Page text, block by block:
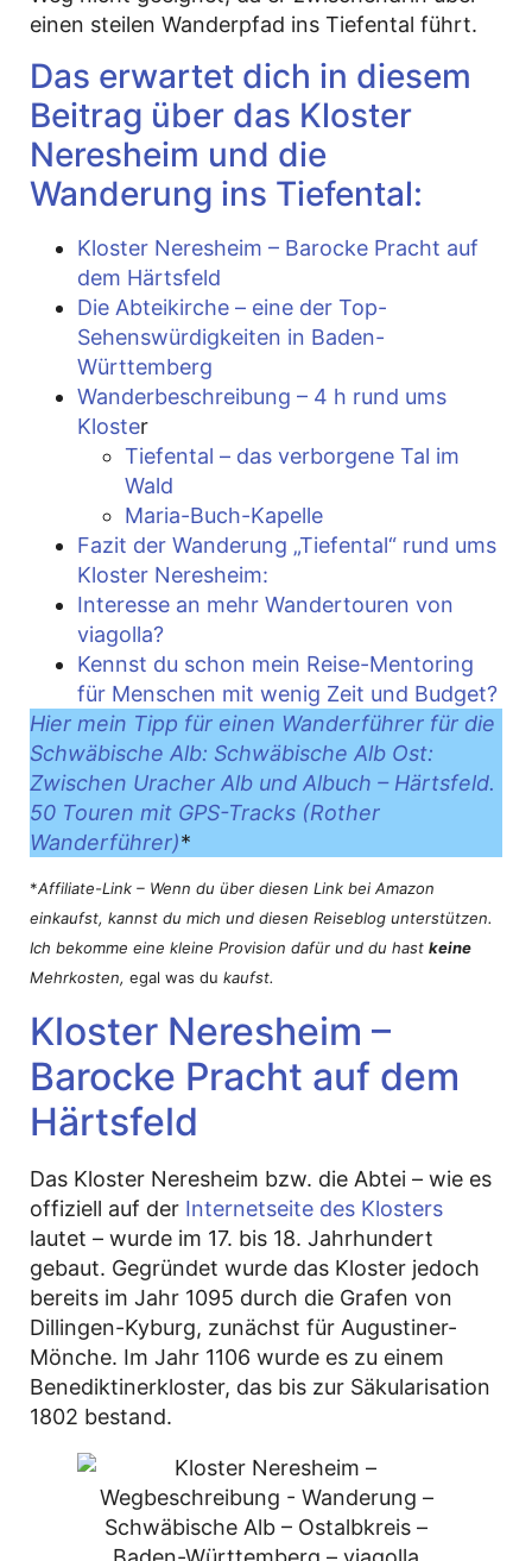
einen steilen Wanderpfad ins Tiefental führt.
Das erwartet dich in diesem
Beitrag über das Kloster
Neresheim und die
Wanderung ins Tiefental:
Kloster Neresheim – Barocke Pracht auf
dem Härtsfeld
Die Abteikirche – eine der Top-
Sehenswürdigkeiten in Baden-
Württemberg
Wanderbeschreibung – 4 h rund ums
Kloster
Tiefental – das verborgene Tal im
Wald
Maria-Buch-Kapelle
Fazit der Wanderung „Tiefental“ rund ums
Kloster Neresheim:
Interesse an mehr Wandertouren von
viagolla?
Kennst du schon mein Reise-Mentoring
für Menschen mit wenig Zeit und Budget?
Hier mein Tipp für einen Wanderführer für die
Schwäbische Alb: Schwäbische Alb Ost:
Zwischen Uracher Alb und Albuch – Härtsfeld.
50 Touren mit GPS-Tracks (Rother
Wanderführer)*
*Affiliate-Link – Wenn du über diesen Link bei Amazon
einkaufst, kannst du mich und diesen Reiseblog unterstützen.
Ich bekomme eine kleine Provision dafür und du hast keine
Mehrkosten, egal was du kaufst.
Kloster Neresheim –
Barocke Pracht auf dem
Härtsfeld
Das Kloster Neresheim bzw. die Abtei – wie es
offiziell auf der Internetseite des Klosters
lautet – wurde im 17. bis 18. Jahrhundert
gebaut. Gegründet wurde das Kloster jedoch
bereits im Jahr 1095 durch die Grafen von
Dillingen-Kyburg, zunächst für Augustiner-
Mönche. Im Jahr 1106 wurde es zu einem
Benediktinerkloster, das bis zur Säkularisation
1802 bestand.